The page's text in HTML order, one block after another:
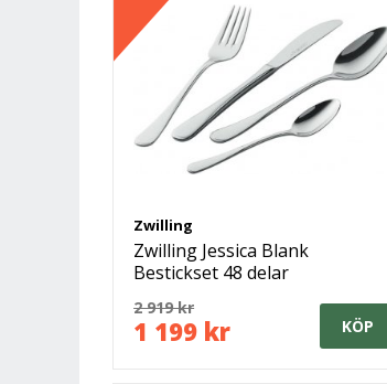
Zwilling
Zwilling Jessica Blank
Bestickset 48 delar
2 919 kr
1 199 kr KÖP